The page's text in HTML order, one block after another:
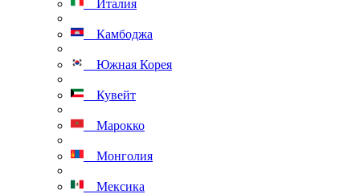
Италия
Камбоджа
Южная Корея
Кувейт
Марокко
Монголия
Мексика